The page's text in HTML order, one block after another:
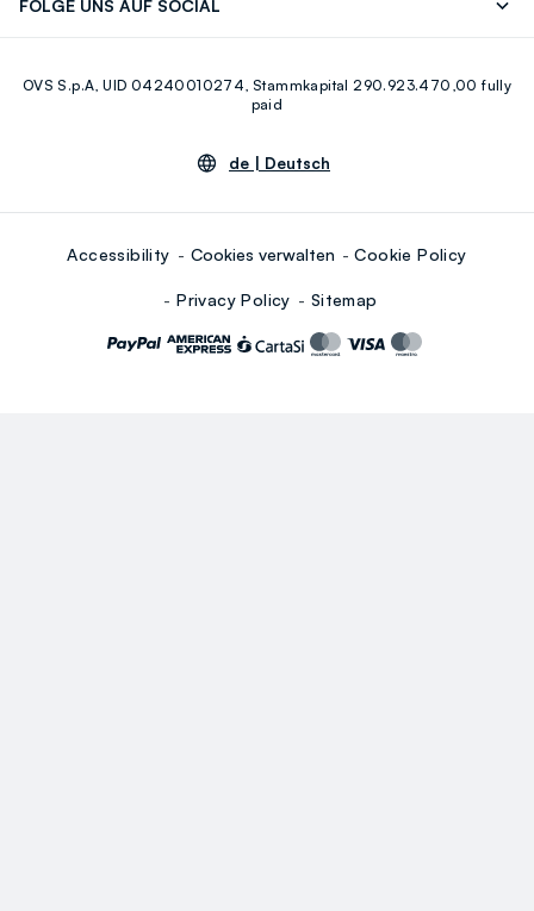
FOLGE UNS AUF SOCIAL
Youtube Linkedin
OVS S.p.A, UID 04240010274, Stammkapital 290.923.470,00 fully
paid
de | Deutsch
Accessibility Cookies verwalten Cookie Policy
Privacy Policy Sitemap